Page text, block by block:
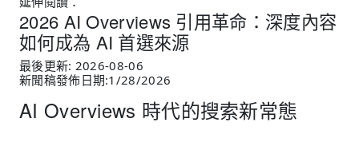
2026 AI Overviews 引用革命：深度內容
如何成為 AI 首選來源
最後更新: 2026-08-06
新聞稿發佈日期:1/28/2026
AI Overviews 時代的搜索新常態